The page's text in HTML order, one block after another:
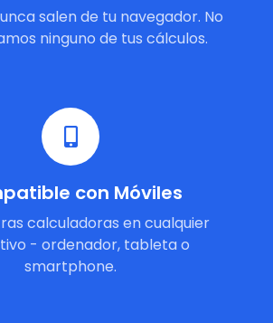
salen de tu navegador. No
ninguno de tus cálculos.
con Móviles
calculadoras en cualquier
- ordenador, tableta o
smartphone.